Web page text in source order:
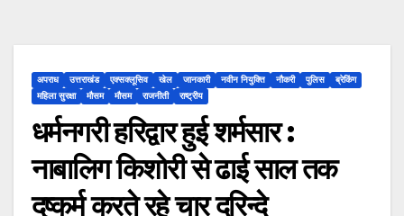
अपराध उत्तराखंड एक्सक्लूसिव खेल जानकारी नवीन नियुक्ति नौकरी पुलिस
ब्रेकिंग
महिला सुरक्षा
मौसम मौसम राजनीती राष्ट्रीय
धर्मनगरी हरिद्वार हुई शर्मसार :
नाबालिग किशोरी से ढाई साल तक
दुष्कर्म करते रहे चार दरिन्दे